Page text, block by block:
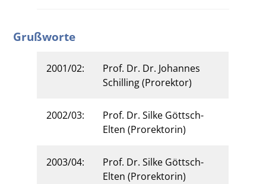
Grußworte
2001/02:
Prof. Dr. Dr. Johannes
Schilling (Prorektor)
2002/03:
Prof. Dr. Silke Göttsch-
Elten (Prorektorin)
2003/04:
Prof. Dr. Silke Göttsch-
Elten (Prorektorin)